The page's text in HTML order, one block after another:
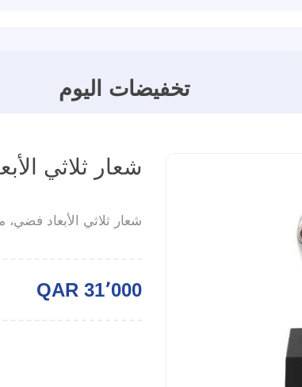
تخفيضات اليوم
شعار ثلاثي
شعار ثلاثي الأبعاد فضي،
QAR 31٬000